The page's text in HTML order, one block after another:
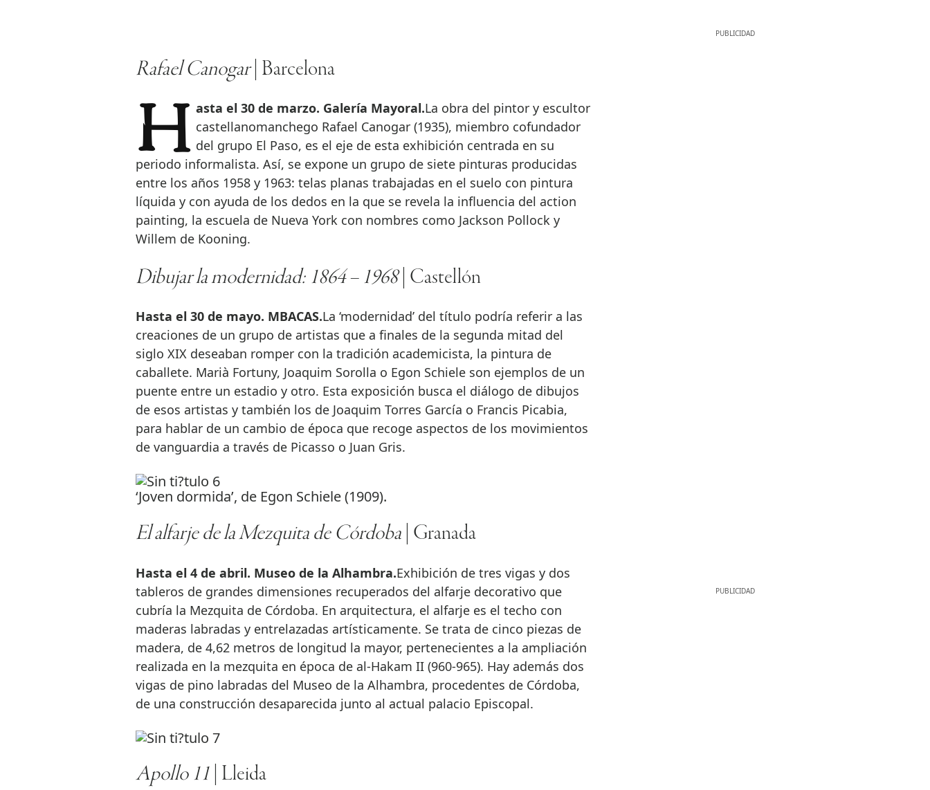
Rafael Canogar| Barcelona
Hasta el 30 de marzo. Galería Mayoral.La obra del pintor y escultor
castellanomanchego Rafael Canogar (1935), miembro cofundador
del grupo El Paso, es el eje de esta exhibición centrada en su
periodo informalista. Así, se expone un grupo de siete pinturas producidas
entre los años 1958 y 1963: telas planas trabajadas en el suelo con pintura
líquida y con ayuda de los dedos en la que se revela la influencia del action
painting, la escuela de Nueva York con nombres como Jackson Pollock y
Willem de Kooning.
Dibujar la modernidad: 1864 – 1968| Castellón
Hasta el 30 de mayo. MBACAS.La ‘modernidad’ del título podría referir a las
creaciones de un grupo de artistas que a finales de la segunda mitad del
siglo XIX deseaban romper con la tradición academicista, la pintura de
caballete. Marià Fortuny, Joaquim Sorolla o Egon Schiele son ejemplos de un
puente entre un estadio y otro. Esta exposición busca el diálogo de dibujos
de esos artistas y también los de Joaquim Torres García o Francis Picabia,
para hablar de un cambio de época que recoge aspectos de los movimientos
de vanguardia a través de Picasso o Juan Gris.
‘Joven dormida’, de Egon Schiele (1909).
El alfarje de la Mezquita de Córdoba| Granada
Hasta el 4 de abril. Museo de la Alhambra.Exhibición de tres vigas y dos
tableros de grandes dimensiones recuperados del alfarje decorativo que
cubría la Mezquita de Córdoba. En arquitectura, el alfarje es el techo con
maderas labradas y entrelazadas artísticamente. Se trata de cinco piezas de
madera, de 4,62 metros de longitud la mayor, pertenecientes a la ampliación
realizada en la mezquita en época de al-Hakam II (960-965). Hay además dos
vigas de pino labradas del Museo de la Alhambra, procedentes de Córdoba,
de una construcción desaparecida junto al actual palacio Episcopal.
Apollo 11| Lleida